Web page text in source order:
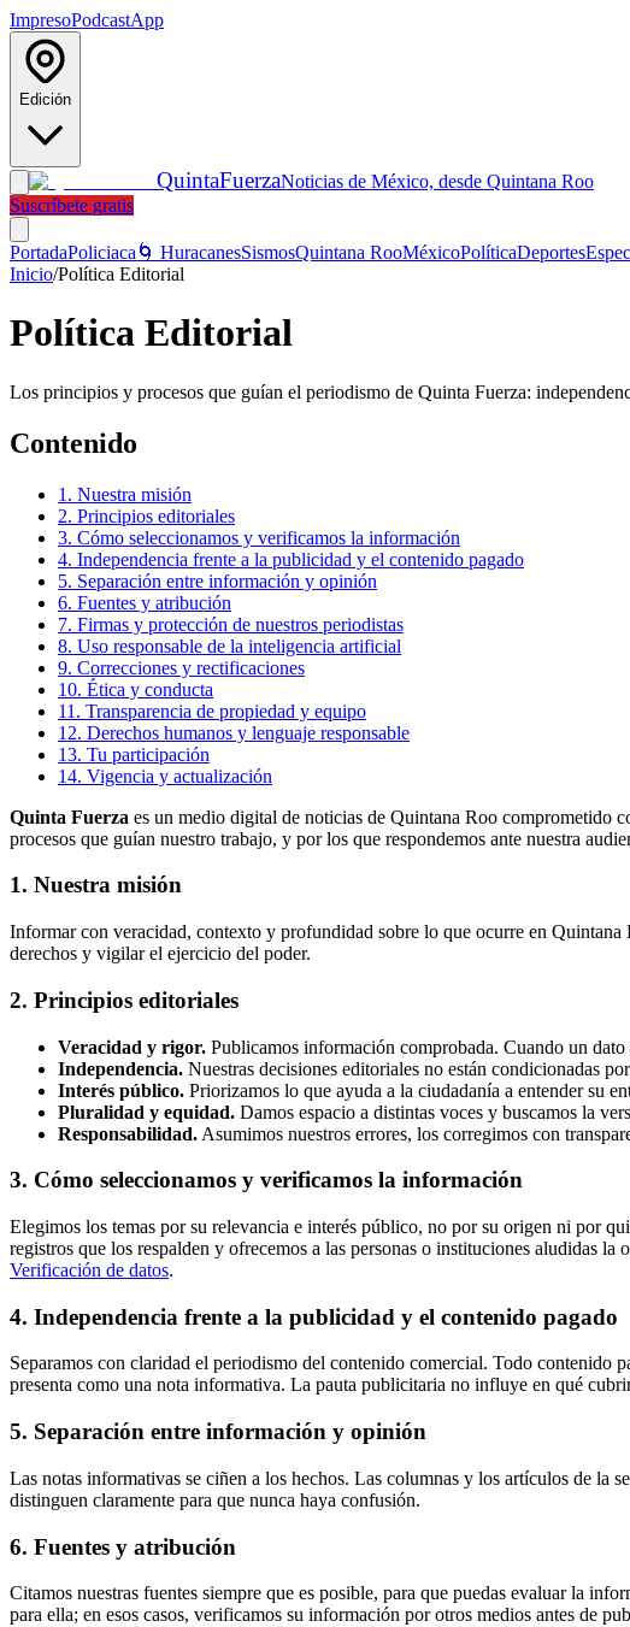
ImpresoPodcastApp
Edición
QuintaFuerzaNoticias de México, desde Quintana Roo
Suscríbete gratis
PortadaPoliciaca 🌀 HuracanesSismosQuintana RooMéxicoPolíticaDeportes
Inicio/Política Editorial
Política Editorial
Los principios y procesos que guían el periodismo de Quinta Fuerza:
Contenido
1. Nuestra misión
2. Principios editoriales
3. Cómo seleccionamos y verificamos la información
4. Independencia frente a la publicidad y el contenido pagado
5. Separación entre información y opinión
6. Fuentes y atribución
7. Firmas y protección de nuestros periodistas
8. Uso responsable de la inteligencia artificial
9. Correcciones y rectificaciones
10. Ética y conducta
11. Transparencia de propiedad y equipo
12. Derechos humanos y lenguaje responsable
13. Tu participación
14. Vigencia y actualización
Quinta Fuerza es un medio digital de noticias de Quintana Roo comprometido
procesos que guían nuestro trabajo, y por los que respondemos ante nuestra
1. Nuestra misión
Informar con veracidad, contexto y profundidad sobre lo que ocurre en
derechos y vigilar el ejercicio del poder.
2. Principios editoriales
Veracidad y rigor. Publicamos información comprobada. Cuando un
Independencia. Nuestras decisiones editoriales no están condicionadas
Interés público. Priorizamos lo que ayuda a la ciudadanía a entender su
Pluralidad y equidad. Damos espacio a distintas voces y buscamos la
Responsabilidad. Asumimos nuestros errores, los corregimos con
3. Cómo seleccionamos y verificamos la información
Elegimos los temas por su relevancia e interés público, no por su origen ni por
registros que los respalden y ofrecemos a las personas o instituciones aludidas
Verificación de datos.
4. Independencia frente a la publicidad y el contenido pagado
Separamos con claridad el periodismo del contenido comercial. Todo
presenta como una nota informativa. La pauta publicitaria no influye en qué
5. Separación entre información y opinión
Las notas informativas se ciñen a los hechos. Las columnas y los artículos de la
distinguen claramente para que nunca haya confusión.
6. Fuentes y atribución
Citamos nuestras fuentes siempre que es posible, para que puedas evaluar la
para ella; en esos casos, verificamos su información por otros medios antes de